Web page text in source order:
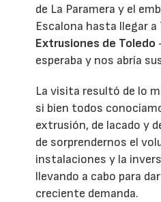
de La Paramera y el
Escalona hasta llegar a
Extrusiones de Toledo
esperaba y nos abría
La visita resultó de lo
si bien todos
extrusión, de lacado y
de sorprendernos el
instalaciones y la
llevando a cabo para
creciente demanda.